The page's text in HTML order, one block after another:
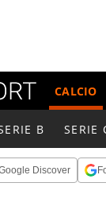
CALCIO
B SERIE
Discover